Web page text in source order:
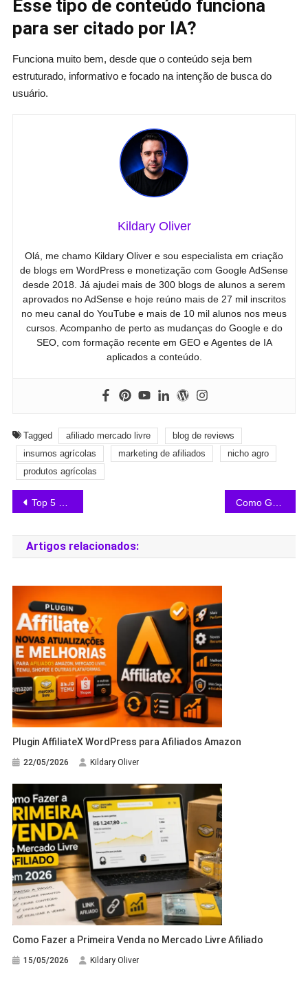
Esse tipo de conteúdo funciona
para ser citado por IA?
Funciona muito bem, desde que o conteúdo seja bem
estruturado, informativo e focado na intenção de busca do
usuário.
Kildary Oliver
Olá, me chamo Kildary Oliver e sou especialista em criação
de blogs em WordPress e monetização com Google AdSense
desde 2018. Já ajudei mais de 300 blogs de alunos a serem
aprovados no AdSense e hoje reúno mais de 27 mil inscritos
no meu canal do YouTube e mais de 10 mil alunos nos meus
cursos. Acompanho de perto as mudanças do Google e do
SEO, com formação recente em GEO e Agentes de IA
aplicados a conteúdo.
Tagged afiliado mercado livre
blog de reviews
insumos agrícolas
marketing de afiliados
nicho agro
produtos agrícolas
Top 5 melhores tipos de produtos para vender em blog de review como afiliado Mercado Livre Como Ganhar Dinheiro com Blog em 2026: Guia Completo
Artigos relacionados:
Plugin AffiliateX WordPress para Afiliados Amazon
22/05/2026 Kildary Oliver
Como Fazer a Primeira Venda no Mercado Livre Afiliado
15/05/2026 Kildary Oliver